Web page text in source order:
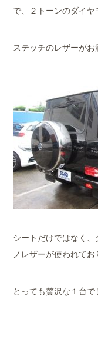
で、２トーンのダイヤ
ステッチのレザーがお
シートだけではなく
ノレザーが使われてお
とっても贅沢な１台で